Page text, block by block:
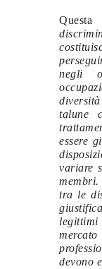
negli
talune
essere
variare
tra le
devono